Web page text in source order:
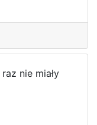
nie miały